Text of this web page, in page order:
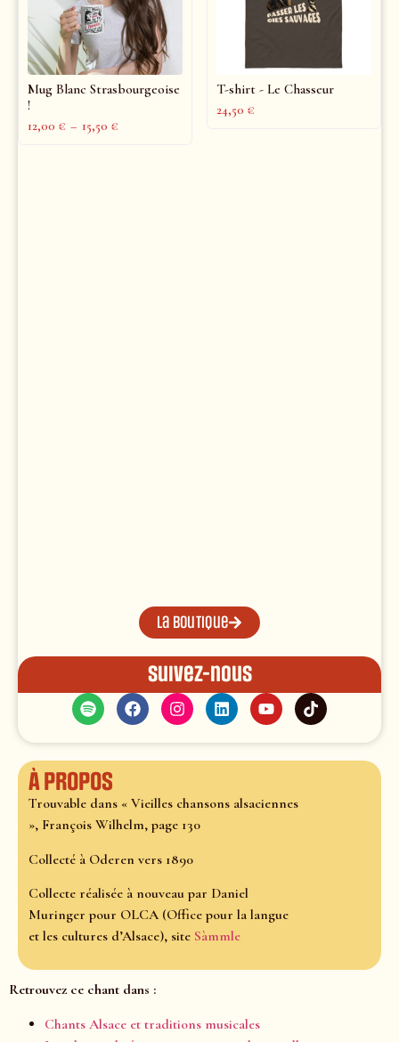
Mug Blanc Strasbourgeoise
!
12,00 € – 15,50 €
T-shirt - Le Chasseur
24,50 €
La boutique
Suivez-nous
À propos
Trouvable dans « Vieilles chansons alsaciennes
», François Wilhelm, page 130
Collecté à Oderen vers 1890
Collecte réalisée à nouveau par Daniel
Muringer pour OLCA (Office pour la langue
et les cultures d’Alsace), site Sàmmle
Retrouvez ce chant dans :
Chants Alsace et traditions musicales